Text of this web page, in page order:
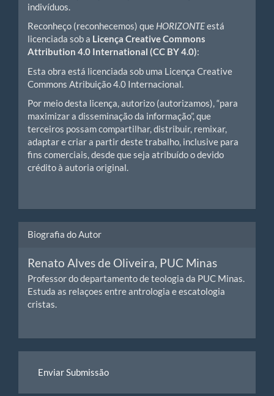
indivíduos.
Reconheço (reconhecemos) que HORIZONTEestá
licenciada sob a Licença Creative Commons
Attribution 4.0 International (CC BY 4.0):
Esta obra está licenciada sob uma Licença Creative
Commons Atribuição 4.0 Internacional.
Por meio desta licença, autorizo (autorizamos), “para
maximizar a disseminação da informação”, que
terceiros possam compartilhar, distribuir, remixar,
adaptar e criar a partir deste trabalho, inclusive para
fins comerciais, desde que seja atribuído o devido
crédito à autoria original.
Biografia do Autor
Renato Alves de Oliveira, PUC Minas
Professor do departamento de teologia da PUC Minas.
Estuda as relaçoes entre antrologia e escatologia
cristas.
Submissão
Enviar Submissão